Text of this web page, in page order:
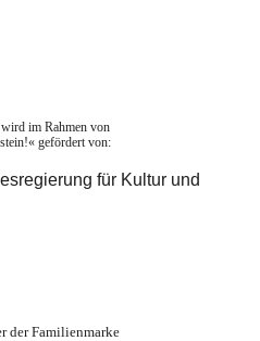
im Rahmen von
gefördert von:
der Familienmarke